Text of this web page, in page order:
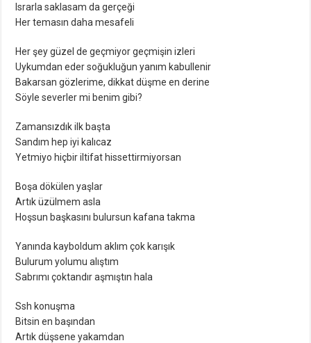
Israrla saklasam da gerçeği
Her temasın daha mesafeli
Her şey güzel de geçmiyor geçmişin izleri
Uykumdan eder soğukluğun yanım kabullenir
Bakarsan gözlerime, dikkat düşme en derine
Söyle severler mi benim gibi?
Zamansızdık ilk başta
Sandım hep iyi kalıcaz
Yetmiyo hiçbir iltifat hissettirmiyorsan
Boşa dökülen yaşlar
Artık üzülmem asla
Hoşsun başkasını bulursun kafana takma
Yanında kayboldum aklım çok karışık
Bulurum yolumu alıştım
Sabrımı çoktandır aşmıştın hala
Ssh konuşma
Bitsin en başından
Artık düşsene yakamdan